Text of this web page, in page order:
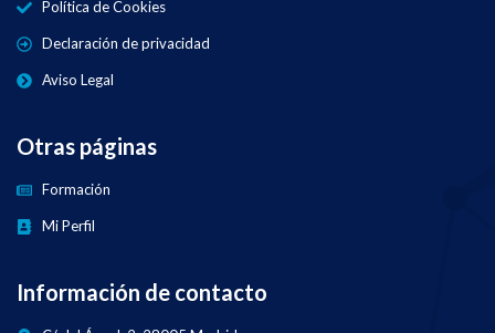
Política de Cookies
Declaración de privacidad
Aviso Legal
Otras páginas
Formación
Mi Perfil
Información de contacto